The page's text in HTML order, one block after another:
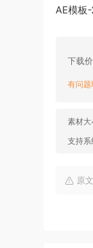
AE模板
下载
有问
素材大
支持系
原